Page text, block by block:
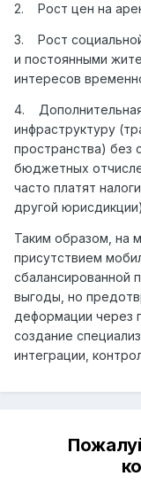
2. Рост цен на
3. Рост
и постоянными
интересов
4. Дополнительная
инфраструктуру
пространства) без
бюджетных
часто платят
другой
Таким образом, на
присутствием
сбалансированной
выгоды, но
деформации через
создание
интеграции,